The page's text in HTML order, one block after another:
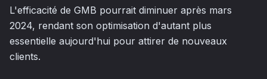
L'efficacité de GMB pourrait diminuer après mars
2024, rendant son optimisation d'autant plus
essentielle aujourd'hui pour attirer de nouveaux
clients.